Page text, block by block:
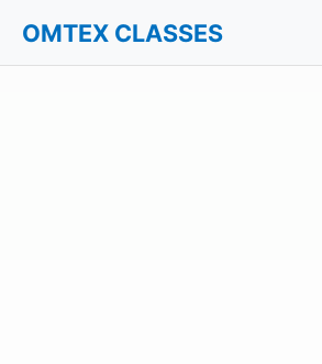
OMTEX CLASSES